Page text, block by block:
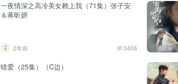
一夜情深之高冷美女赖上我（71集）张子安
＆蒋昕妍
2年前 3406
错爱（25集）（C边）